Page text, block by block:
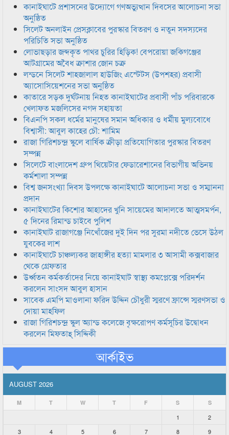
কানাইঘাটে প্রশাসনের উদ্যোগে গণঅভ্যুত্থান দিবসের আলোচনা সভা
অনুষ্ঠিত
সিলেট অনলাইন প্রেসক্লাবের পুরস্কার বিতরণ ও নতুন সদস্যদের
পরিচিতি সভা অনুষ্ঠিত
লোভাছড়ার জব্দকৃত পাথর চুরির হিড়িক! বেপরোয়া জকিগঞ্জের
আটগ্রামের অবৈধ ক্রাশার জোন চক্র
লন্ডনে সিলেট শাহজালাল হাউজিং এস্টেটস (উপশহর) প্রবাসী
অ্যাসোসিয়েশনের সভা অনুষ্ঠিত
কাতারে সড়ক দুর্ঘটনায় নিহত কানাইঘাটের প্রবাসী পাঁচ পরিবারকে
খেলাফত মজলিসের নগদ সহায়তা
বিএনপি সকল ধর্মের মানুষের সমান অধিকার ও ধর্মীয় মুল্যবোধে
বিশ্বাসী: আবুল কাহের চৌ: শামিম
রাজা গিরিশচন্দ্র স্কুলে বার্ষিক ক্রীড়া প্রতিযোগিতার পুরস্কার বিতরণ
সম্পন্ন
সিলেটে বাংলাদেশ গ্রুপ থিয়েটার ফেডারেশানের বিভাগীয় অভিনয়
কর্মশালা সম্পন্ন
বিশ্ব জনসংখ্যা দিবস উপলক্ষে কানাইঘাটে আলোচনা সভা ও সম্মাননা
প্রদান
কানাইঘাটের কিশোর আহাদের খুনি সায়েমের আদালতে আত্মসমর্পন,
৫ দিনের রিমান্ড চাইবে পুলিশ
কানাইঘাট রাজাগঞ্জে নিখোঁজের দুই দিন পর সুরমা নদীতে ভেসে উঠল
যুবকের লাশ
কানাইঘাটে চাঞ্চল্যকর জাহাঙ্গীর হত্যা মামলার ৩ আসামী কক্সবাজার
থেকে গ্রেফতার
উর্ধ্বতন কর্মকর্তাদের নিয়ে কানাইঘাট স্বাস্থ্য কমপ্লেক্সে পরিদর্শন
করলেন সাংসদ আবুল হাসান
সাবেক এমপি মাওলানা ফরিদ উদ্দিন চৌধুরী স্মরণে ফ্রান্সে স্মরণসভা ও
দোয়া মাহফিল
রাজা গিরিশচন্দ্র স্কুল অ্যান্ড কলেজে বৃক্ষরোপণ কর্মসূচির উদ্বোধন
করলেন মিফতাহ্ সিদ্দিকী
আর্কাইভ
AUGUST 2026
M T W T F S S
1
2
3
4 5 6 7 8 9